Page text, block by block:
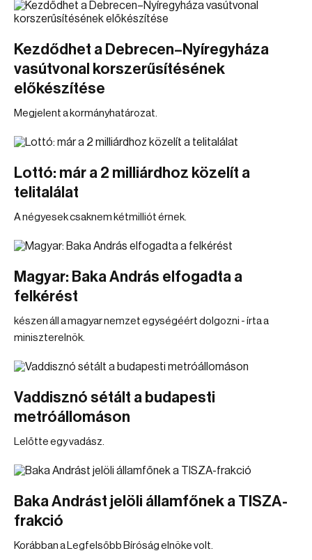
Kezdődhet a Debrecen–Nyíregyháza
vasútvonal korszerűsítésének
előkészítése
Megjelent a kormányhatározat.
Lottó: már a 2 milliárdhoz közelít a
telitalálat
A négyesek csaknem kétmilliót érnek.
Magyar: Baka András elfogadta a
felkérést
készen áll a magyar nemzet egységéért dolgozni - írta a
miniszterelnök.
Vaddisznó sétált a budapesti
metróállomáson
Lelőtte egy vadász.
Baka Andrást jelöli államfőnek a TISZA-
frakció
Korábban a Legfelsőbb Bíróság elnöke volt.